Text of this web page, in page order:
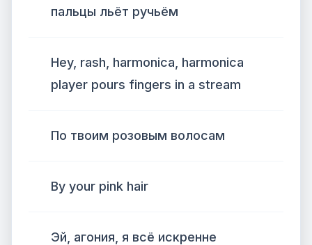
пальцы льёт ручьём
Hey, rash, harmonica, harmonica
player pours fingers in a stream
По твоим розовым волосам
By your pink hair
Эй, агония, я всё искренне